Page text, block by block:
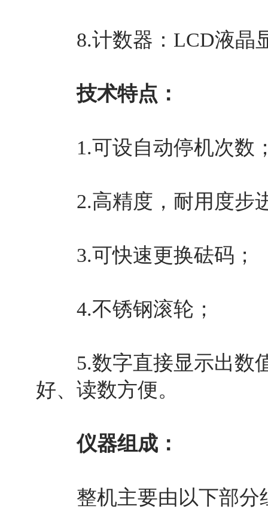
8.计数器：LCD液晶显
技术特点：
1.可设自动停机次数
2.高精度，耐用度步
3.可快速更换砝码；
4.不锈钢滚轮；
5.数字直接显示出数
好、读数方便。
仪器组成：
整机主要由以下部分